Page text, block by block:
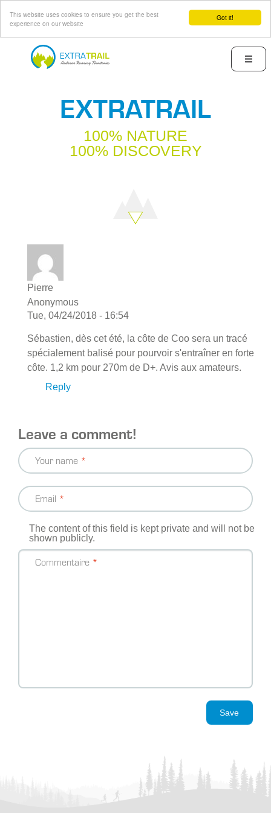
Got it!
This website uses cookies to ensure you get the best
experience on our website
Menu
EXTRATRAIL
100% NATURE
100% DISCOVERY
Pierre
Anonymous
Tue, 04/24/2018 - 16:54
Sébastien, dès cet été, la côte de Coo sera un tracé
spécialement balisé pour pourvoir s'entraîner en forte
côte. 1,2 km pour 270m de D+. Avis aux amateurs.
Reply
Leave a comment!
Your name
Email
The content of this field is kept private and will not be
shown publicly.
Commentaire
Save